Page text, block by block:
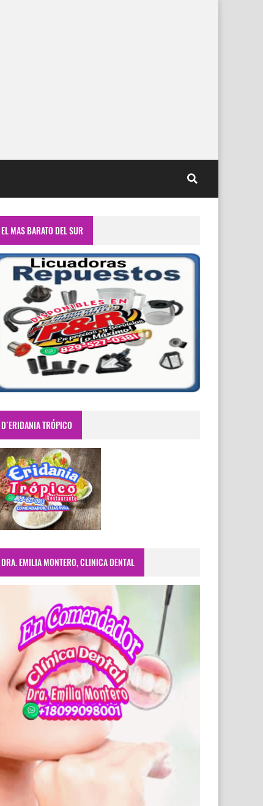
EL MAS BARATO DEL SUR
D´ERIDANIA TRÓPICO
DRA. EMILIA MONTERO, CLINICA DENTAL